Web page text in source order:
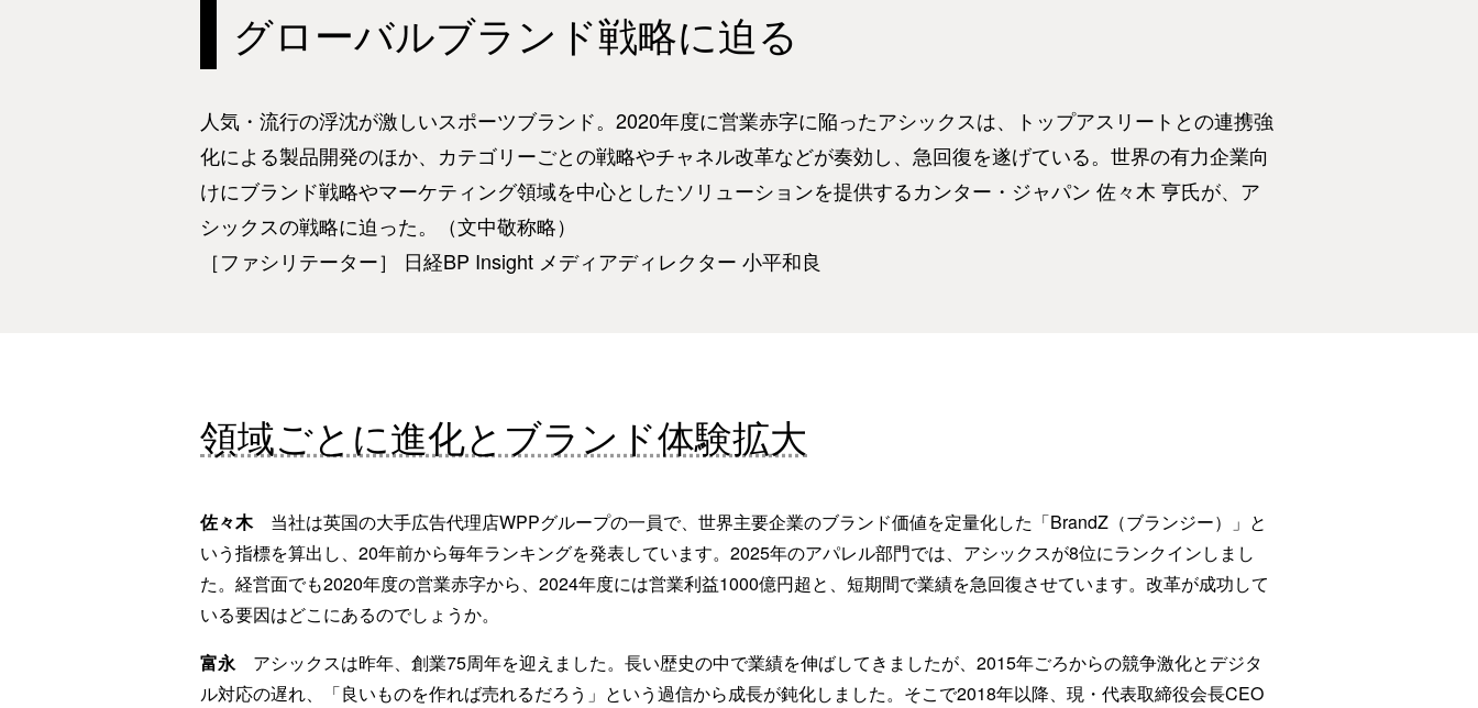
グローバルブランド戦略に迫る
人気・流行の浮沈が激しいスポーツブランド。2020年度に営業赤字に陥ったアシックスは、トップアスリートとの連携強
化による製品開発のほか、カテゴリーごとの戦略やチャネル改革などが奏効し、急回復を遂げている。世界の有力企業向
けにブランド戦略やマーケティング領域を中心としたソリューションを提供するカンター・ジャパン 佐々木 亨氏が、ア
シックスの戦略に迫った。（文中敬称略）
［ファシリテーター］ 日経BP Insight メディアディレクター 小平和良
領域ごとに進化とブランド体験拡大
佐々木当社は英国の大手広告代理店WPPグループの一員で、世界主要企業のブランド価値を定量化した「BrandZ（ブランジー）」と
いう指標を算出し、20年前から毎年ランキングを発表しています。2025年のアパレル部門では、アシックスが8位にランクインしまし
た。経営面でも2020年度の営業赤字から、2024年度には営業利益1000億円超と、短期間で業績を急回復させています。改革が成功して
いる要因はどこにあるのでしょうか。
富永アシックスは昨年、創業75周年を迎えました。長い歴史の中で業績を伸ばしてきましたが、2015年ごろからの競争激化とデジタ
ル対応の遅れ、「良いものを作れば売れるだろう」という過信から成長が鈍化しました。そこで2018年以降、現・代表取締役会長CEO